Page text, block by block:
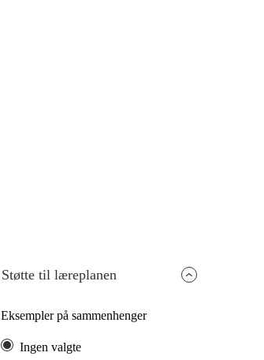
Støtte til læreplanen
Eksempler på sammenhenger
Ingen valgte